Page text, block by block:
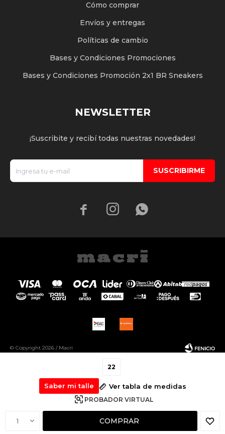
22
Saber mi talle Ver tabla de medidas
PROBADOR VIRTUAL
1 COMPRAR
Cómo comprar
Envíos y entregas
Políticas de cambio
Bases y Condiciones Promociones
Bases y Condiciones Promoción 2x1 BR Sneakers
NEWSLETTER
¡Suscribite y recibí todas nuestras novedades!
SUSCRIBIRME
  
© Copyright 2026 / Macri